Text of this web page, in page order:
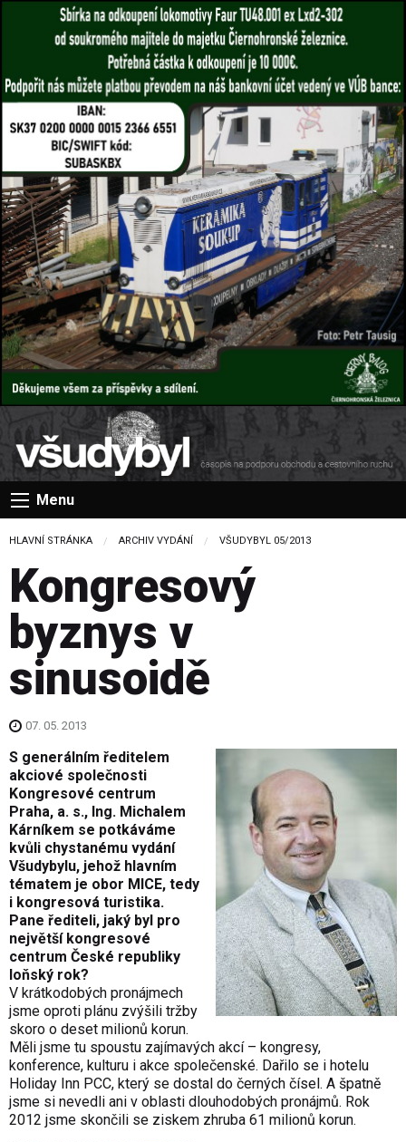
Menu
HLAVNÍ STRÁNKA ARCHIV VYDÁNÍ VŠUDYBYL 05/2013
Kongresový
byznys v
sinusoidě
07. 05. 2013
S generálním ředitelem
akciové společnosti
Kongresové centrum
Praha, a. s., Ing. Michalem
Kárníkem se potkáváme
kvůli chystanému vydání
Všudybylu, jehož hlavním
tématem je obor MICE, tedy
i kongresová turistika.
Pane řediteli, jaký byl pro
největší kongresové
centrum České republiky
loňský rok?
V krátkodobých pronájmech
jsme oproti plánu zvýšili tržby
skoro o deset milionů korun.
Měli jsme tu spoustu zajímavých akcí – kongresy,
konference, kulturu i akce společenské. Dařilo se i hotelu
Holiday Inn PCC, který se dostal do černých čísel. A špatně
jsme si nevedli ani v oblasti dlouhodobých pronájmů. Rok
2012 jsme skončili se ziskem zhruba 61 milionů korun.